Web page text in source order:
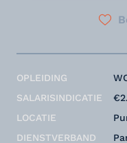
OPLEIDING
SALARISINDICATIE
LOCATIE
DIENSTVERBAND